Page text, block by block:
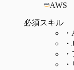
AWS
必須スキル
・
・
・
・